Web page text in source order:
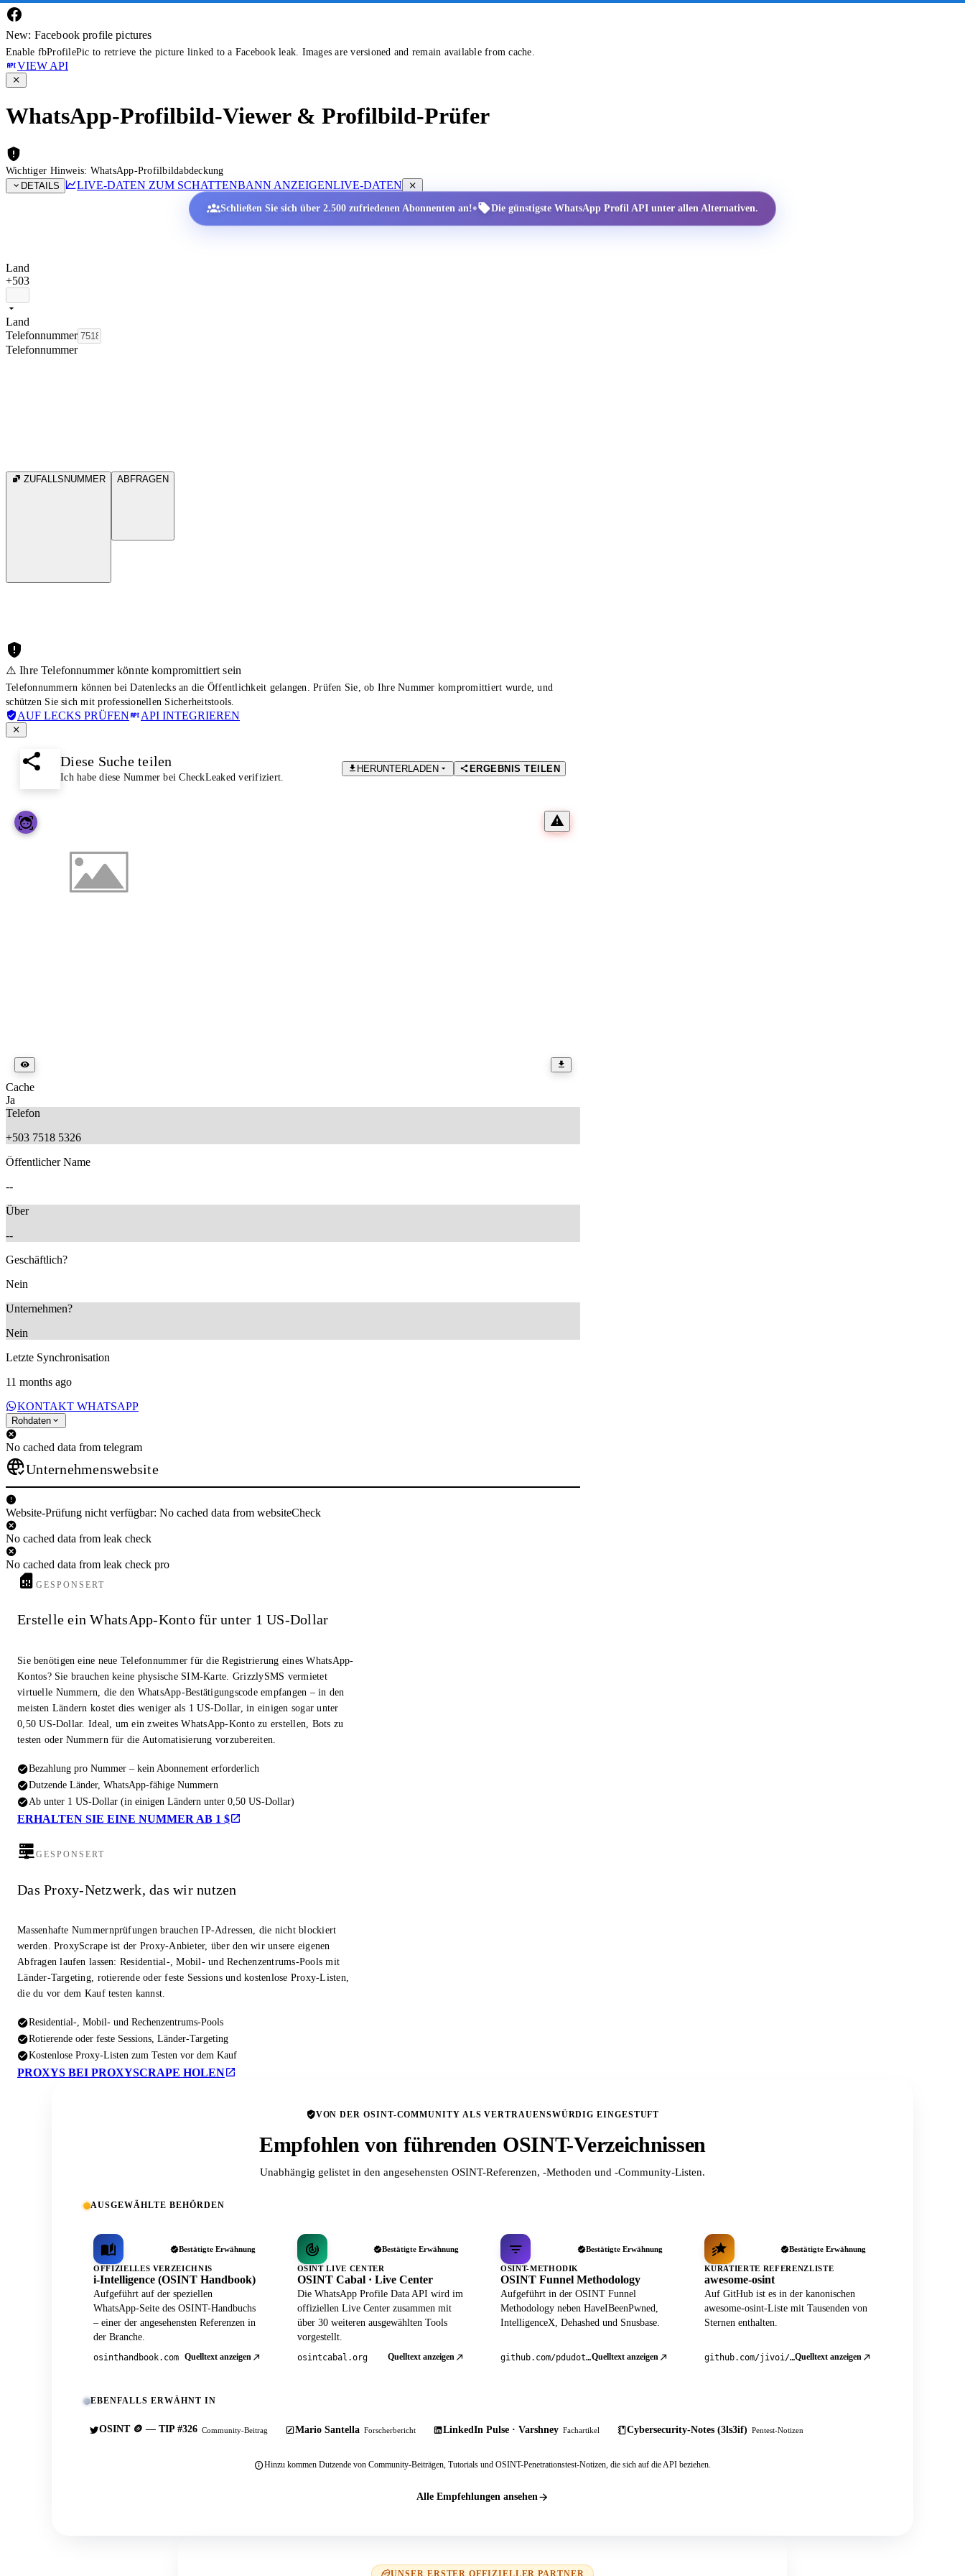
New: Facebook profile pictures
Enable fbProfilePic to retrieve the picture linked to a Facebook leak. Images are versioned and remain available from cache.
VIEW API
WhatsApp-Profilbild-Viewer & Profilbild-Prüfer
Wichtiger Hinweis: WhatsApp-Profilbildabdeckung
DETAILS
LIVE-DATEN ZUM SCHATTENBANN ANZEIGENLIVE-DATEN
Schließen Sie sich über 2.500 zufriedenen Abonnenten an!• Die günstigste WhatsApp Profil API unter allen Alternativen.
Land
+503
Land
Telefonnummer
Telefonnummer
ZUFALLSNUMMER ABFRAGEN
⚠️ Ihre Telefonnummer könnte kompromittiert sein
Telefonnummern können bei Datenlecks an die Öffentlichkeit gelangen. Prüfen Sie, ob Ihre Nummer kompromittiert wurde, und
schützen Sie sich mit professionellen Sicherheitstools.
AUF LECKS PRÜFEN API INTEGRIEREN
Diese Suche teilen
Ich habe diese Nummer bei CheckLeaked verifiziert.
HERUNTERLADEN ERGEBNIS TEILEN
Cache
Ja
Telefon
+503 7518 5326
Öffentlicher Name
--
Über
--
Geschäftlich?
Nein
Unternehmen?
Nein
Letzte Synchronisation
11 months ago
KONTAKT WHATSAPP
Rohdaten
No cached data from telegram
Unternehmenswebsite
Website-Prüfung nicht verfügbar: No cached data from websiteCheck
No cached data from leak check
No cached data from leak check pro
GESPONSERT
Erstelle ein WhatsApp-Konto für unter 1 US-Dollar
Sie benötigen eine neue Telefonnummer für die Registrierung eines WhatsApp-
Kontos? Sie brauchen keine physische SIM-Karte. GrizzlySMS vermietet
virtuelle Nummern, die den WhatsApp-Bestätigungscode empfangen – in den
meisten Ländern kostet dies weniger als 1 US-Dollar, in einigen sogar unter
0,50 US-Dollar. Ideal, um ein zweites WhatsApp-Konto zu erstellen, Bots zu
testen oder Nummern für die Automatisierung vorzubereiten.
Bezahlung pro Nummer – kein Abonnement erforderlich
Dutzende Länder, WhatsApp-fähige Nummern
Ab unter 1 US-Dollar (in einigen Ländern unter 0,50 US-Dollar)
ERHALTEN SIE EINE NUMMER AB 1 $
GESPONSERT
Das Proxy-Netzwerk, das wir nutzen
Massenhafte Nummernprüfungen brauchen IP-Adressen, die nicht blockiert
werden. ProxyScrape ist der Proxy-Anbieter, über den wir unsere eigenen
Abfragen laufen lassen: Residential-, Mobil- und Rechenzentrums-Pools mit
Länder-Targeting, rotierende oder feste Sessions und kostenlose Proxy-Listen,
die du vor dem Kauf testen kannst.
Residential-, Mobil- und Rechenzentrums-Pools
Rotierende oder feste Sessions, Länder-Targeting
Kostenlose Proxy-Listen zum Testen vor dem Kauf
PROXYS BEI PROXYSCRAPE HOLEN
VON DER OSINT-COMMUNITY ALS VERTRAUENSWÜRDIG EINGESTUFT
Empfohlen von führenden OSINT-Verzeichnissen
Unabhängig gelistet in den angesehensten OSINT-Referenzen, -Methoden und -Community-Listen.
AUSGEWÄHLTE BEHÖRDEN
Bestätigte Erwähnung
OFFIZIELLES VERZEICHNIS
i-Intelligence (OSINT Handbook)
Aufgeführt auf der speziellen
WhatsApp-Seite des OSINT-Handbuchs
– einer der angesehensten Referenzen in
der Branche.
osinthandbook.com Quelltext anzeigen
Bestätigte Erwähnung
OSINT LIVE CENTER
OSINT Cabal · Live Center
Die WhatsApp Profile Data API wird im
offiziellen Live Center zusammen mit
über 30 weiteren ausgewählten Tools
vorgestellt.
osintcabal.org Quelltext anzeigen
Bestätigte Erwähnung
OSINT-METHODIK
OSINT Funnel Methodology
Aufgeführt in der OSINT Funnel
Methodology neben HaveIBeenPwned,
IntelligenceX, Dehashed und Snusbase.
github.com/pdudotdev/ofmQuelltext anzeigen
Bestätigte Erwähnung
KURATIERTE REFERENZLISTE
awesome-osint
Auf GitHub ist es in der kanonischen
awesome-osint-Liste mit Tausenden von
Sternen enthalten.
github.com/jivoi/awesome-osintQuelltext anzeigen
EBENFALLS ERWÄHNT IN
OSINT 🪙 — TIP #326 Community-Beitrag Mario Santella Forscherbericht LinkedIn Pulse · Varshney Fachartikel Cybersecurity-Notes (3ls3if) Pentest-Notizen
Hinzu kommen Dutzende von Community-Beiträgen, Tutorials und OSINT-Penetrationstest-Notizen, die sich auf die API beziehen.
Alle Empfehlungen ansehen
UNSER ERSTER OFFIZIELLER PARTNER